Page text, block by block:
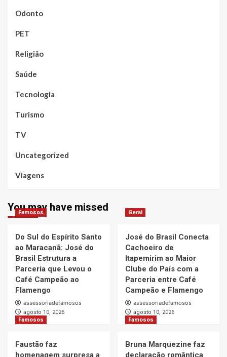
Odonto
PET
Religião
Saúde
Tecnologia
Turismo
TV
Uncategorized
Viagens
You may have missed
Famosos
Do Sul do Espírito Santo
ao Maracanã: José do
Brasil Estrutura a
Parceria que Levou o
Café Campeão ao
Flamengo
assessoriadefamosos
agosto 10, 2026
Geral
José do Brasil Conecta
Cachoeiro de
Itapemirim ao Maior
Clube do País com a
Parceria entre Café
Campeão e Flamengo
assessoriadefamosos
agosto 10, 2026
Famosos
Faustão faz
homenagem surpresa a
Famosos
Bruna Marquezine faz
declaração romântica